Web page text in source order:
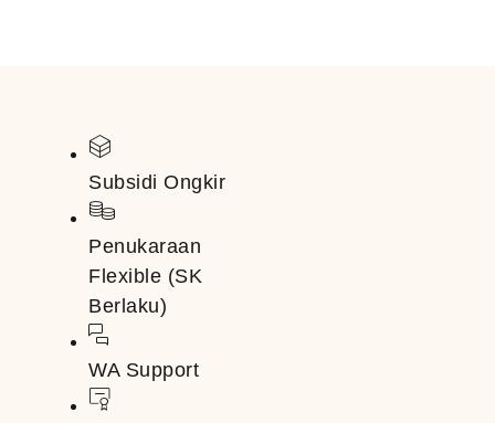
Subsidi Ongkir
Penukaraan
Flexible (SK
Berlaku)
WA Support